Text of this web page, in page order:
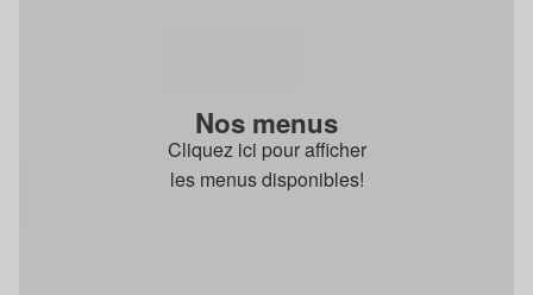
Nos menus
Cliquez ici pour afficher
les menus disponibles!